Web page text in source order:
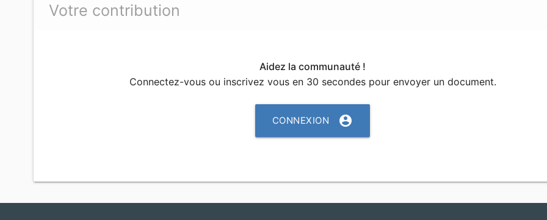
Votre contribution
Aidez la communauté !
Connectez-vous ou inscrivez vous en 30 secondes pour envoyer un document.
CONNEXION account_circle